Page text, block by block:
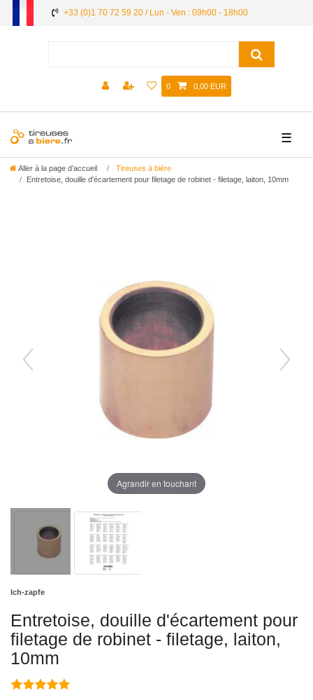
+33 (0)1 70 72 59 20 / Lun - Ven : 09h00 - 18h00
0 0,00 EUR
☰
Aller à la page d’accueil
Tireuses à bière
Entretoise, douille d'écartement pour filetage de robinet - filetage, laiton, 10mm
Agrandir en touchant
Ich-zapfe
Entretoise, douille d'écartement pour
filetage de robinet - filetage, laiton,
10mm